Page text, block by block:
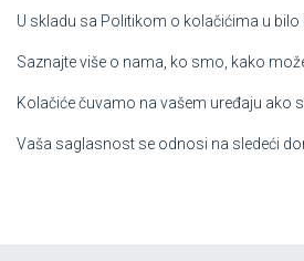
U skladu sa Politikom o kolačićima u
Saznajte više o nama, ko smo, kako
Kolačiće čuvamo na vašem uređaju ako
Vaša saglasnost se odnosi na sledeći